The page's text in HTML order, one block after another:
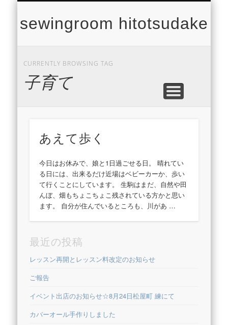
sewingroom hitotsudake
CURRENTLY BROWSING TAG
子育て
あえて歩く
今日はお休みで、娘と1日過ごせる日。 晴れてい
る日には、出来るだけ近場はベビーカーか、歩い
て行くことにしています。 生駒はまだ、自然や田
んぼ、畑もちょこちょこ残されている方かと思い
ます。 自分が住んでいるところも、川があ …
最近の投稿
レッスン再開とレッスン料改定のお知らせ
ご報告
イベント出店のお知らせ☆8月24日松屋町 練にて
カバーオール手作りしました